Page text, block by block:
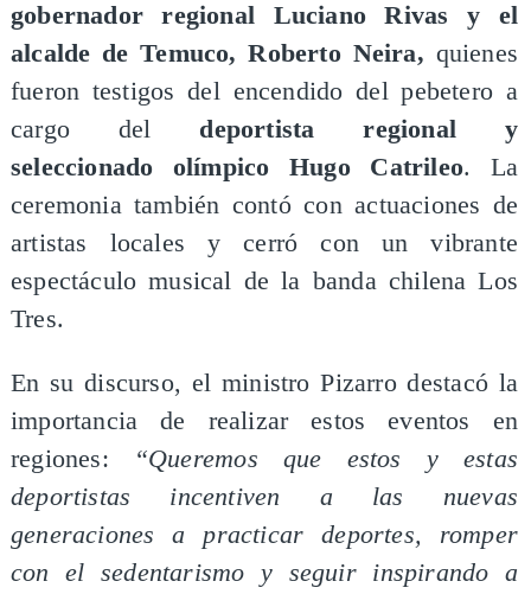
gobernador regional Luciano Rivas y el
alcalde de Temuco, Roberto Neira, quienes
fueron testigos del encendido del pebetero a
cargo del deportista regional y
seleccionado olímpico Hugo Catrileo. La
ceremonia también contó con actuaciones de
artistas locales y cerró con un vibrante
espectáculo musical de la banda chilena Los
Tres.
En su discurso, el ministro Pizarro destacó la
importancia de realizar estos eventos en
regiones:
“Queremos que estos y estas
deportistas incentiven a las nuevas
generaciones a practicar deportes, romper
con el sedentarismo y seguir inspirando a